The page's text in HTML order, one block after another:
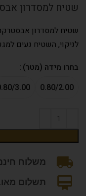
שטיח למסדרון
שטיח למסדרון
לניקוי, השטיח נעים
בחרו מידה (מטר)
0.80/2.00
3.00
משלוח חינם
תשלום